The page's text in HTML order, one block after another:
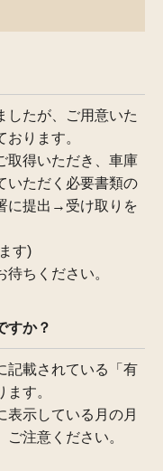
したが、ご用意いた
ります。
取得いただき、車庫
いただく必要書類の
に提出→受け取りを
す)
ちください。
すか？
記載されている「有
す。
表示している月の月
注意ください。